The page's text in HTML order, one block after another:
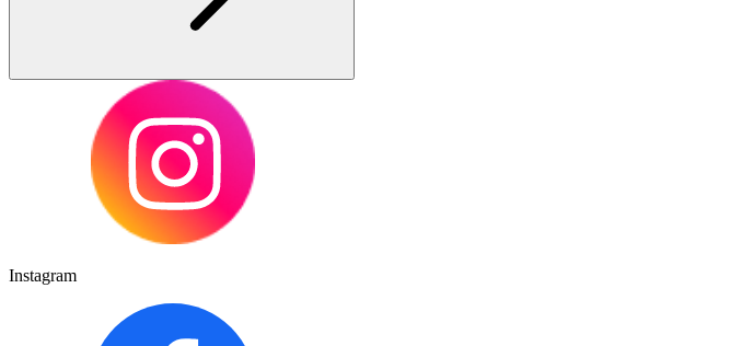
Instagram